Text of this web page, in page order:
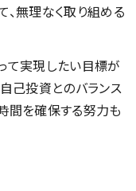
無理なく取り組める
て実現したい目標が
己投資とのバランス
間を確保する努力も